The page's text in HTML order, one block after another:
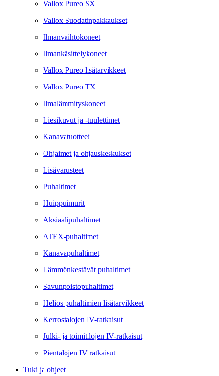
Vallox Pureo SX
Vallox Suodatinpakkaukset
Ilmanvaihtokoneet
Ilmankäsittelykoneet
Vallox Pureo lisätarvikkeet
Vallox Pureo TX
Ilmalämmityskoneet
Liesikuvut ja -tuulettimet
Kanavatuotteet
Ohjaimet ja ohjauskeskukset
Lisävarusteet
Puhaltimet
Huippuimurit
Aksiaalipuhaltimet
ATEX-puhaltimet
Kanavapuhaltimet
Lämmönkestävät puhaltimet
Savunpoistopuhaltimet
Helios puhaltimien lisätarvikkeet
Kerrostalojen IV-ratkaisut
Julki- ja toimitilojen IV-ratkaisut
Pientalojen IV-ratkaisut
Tuki ja ohjeet